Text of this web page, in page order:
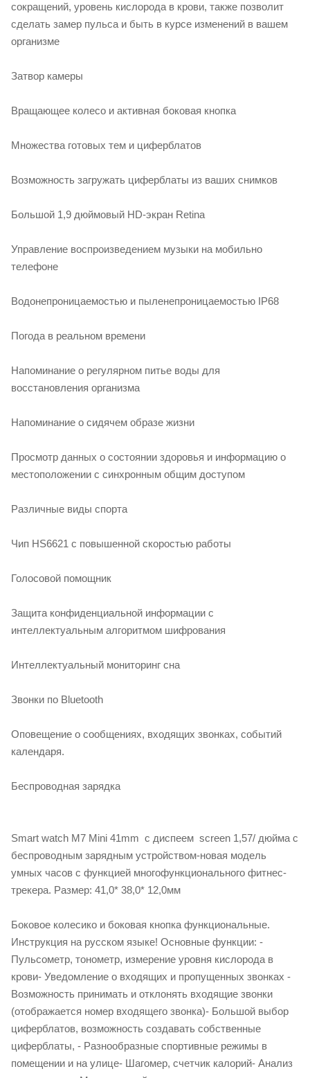
сокращений, уровень кислорода в крови, также позволит
сделать замер пульса и быть в курсе изменений в вашем
организме
Затвор камеры
Вращающее колесо и активная боковая кнопка
Множества готовых тем и циферблатов
Возможность загружать циферблаты из ваших снимков
Большой 1,9 дюймовый HD-экран Retina
Управление воспроизведением музыки на мобильно
телефоне
Водонепроницаемостью и пыленепроницаемостью IP68
Погода в реальном времени
Напоминание о регулярном питье воды для
восстановления организма
Напоминание о сидячем образе жизни
Просмотр данных о состоянии здоровья и информацию о
местоположении с синхронным общим доступом
Различные виды спорта
Чип HS6621 с повышенной скоростью работы
Голосовой помощник
Защита конфиденциальной информации с
интеллектуальным алгоритмом шифрования
Интеллектуальный мониторинг сна
Звонки по Bluetooth
Оповещение о сообщениях, входящих звонках, событий
календаря.
Беспроводная зарядка
Smart watch M7 Mini 41mm c диспеем screen 1,57/ дюйма с
беспроводным зарядным устройством-новая модель
умных часов с функцией многофункционального фитнес-
трекера. Размер: 41,0* 38,0* 12,0мм
Боковое колесико и боковая кнопка функциональные.
Инструкция на русском языке! Основные функции: -
Пульсометр, тонометр, измерение уровня кислорода в
крови- Уведомление о входящих и пропущенных звонках -
Возможность принимать и отклонять входящие звонки
(отображается номер входящего звонка)- Большой выбор
циферблатов, возможность создавать собственные
циферблаты, - Разнообразные спортивные режимы в
помещении и на улице- Шагомер, счетчик калорий- Анализ